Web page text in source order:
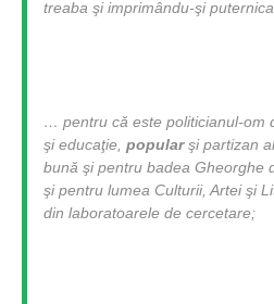
treaba şi imprimându-şi
… pentru că este politicianul-om
şi educaţie, popularşi partizan
bună şi pentru badea Gheorghe
şi pentru lumea Culturii, Artei şi
din laboratoarele de cercetare;